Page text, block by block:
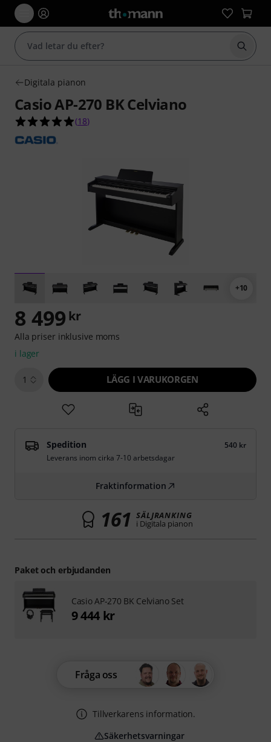
Börja
Digitala pianon
Casio AP-270 BK Celviano
4.9 av 5 stjärnor från 18 kundbetyg
(18)
+10
8 499 kr
Alla priser inklusive moms
i lager
1 LÄGG I VARUKORGEN
Spedition
540 kr
Leverans inom cirka 7-10 arbetsdagar
Fraktinformation
161 SÄLJRANKING
i Digitala pianon
Fråga oss
Tillverkarens information.
Säkerhetsvarningar
Paket och erbjudanden
Casio AP-270 BK Celviano Set
9 444 kr